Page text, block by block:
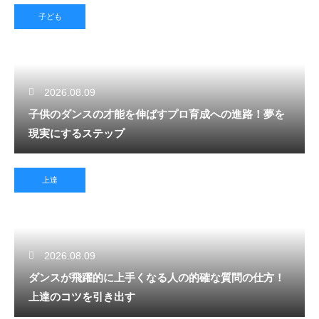
子ども
2026.08.09
子供のダンスの才能を伸ばすプロ育成への進路！夢を
現実にするステップ
上達
2026.08.09
ダンスが飛躍的に上手くなる人の的確な質問の仕方！
上達のコツを引き出す